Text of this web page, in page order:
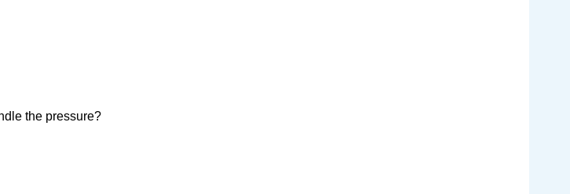
the pressure?